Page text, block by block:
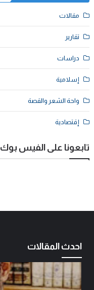
مقالات
تقارير
دراسات
إسلامية
واحة الشعر والقصة
إقتصادية
تابعونا على الفيس بوك
احدث المقالات